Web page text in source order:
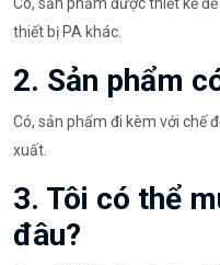
thiết bị PA khác.
2. Sản phẩm
Có, sản phẩm đi kèm với chế
xuất.
3. Tôi có thể
đâu?